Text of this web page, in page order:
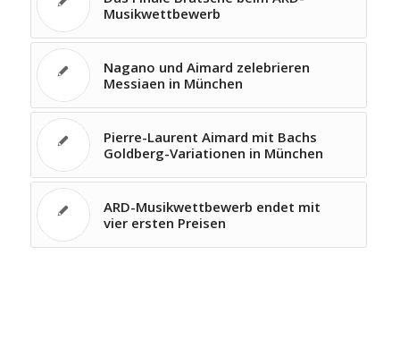
Musikwettbewerb
Nagano und Aimard zelebrieren
Messiaen in München
Pierre-Laurent Aimard mit Bachs
Goldberg-Variationen in München
ARD-Musikwettbewerb endet mit
vier ersten Preisen